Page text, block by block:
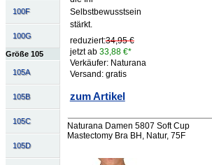
100F
100G
Größe 105
105A
105B
105C
105D
Selbstbewusstsein
stärkt.
reduziert:34,95 €
jetzt ab 33,88 €*
Verkäufer: Naturana
Versand: gratis
zum Artikel
Naturana Damen 5807 Soft Cup
Mastectomy Bra BH, Natur, 75F